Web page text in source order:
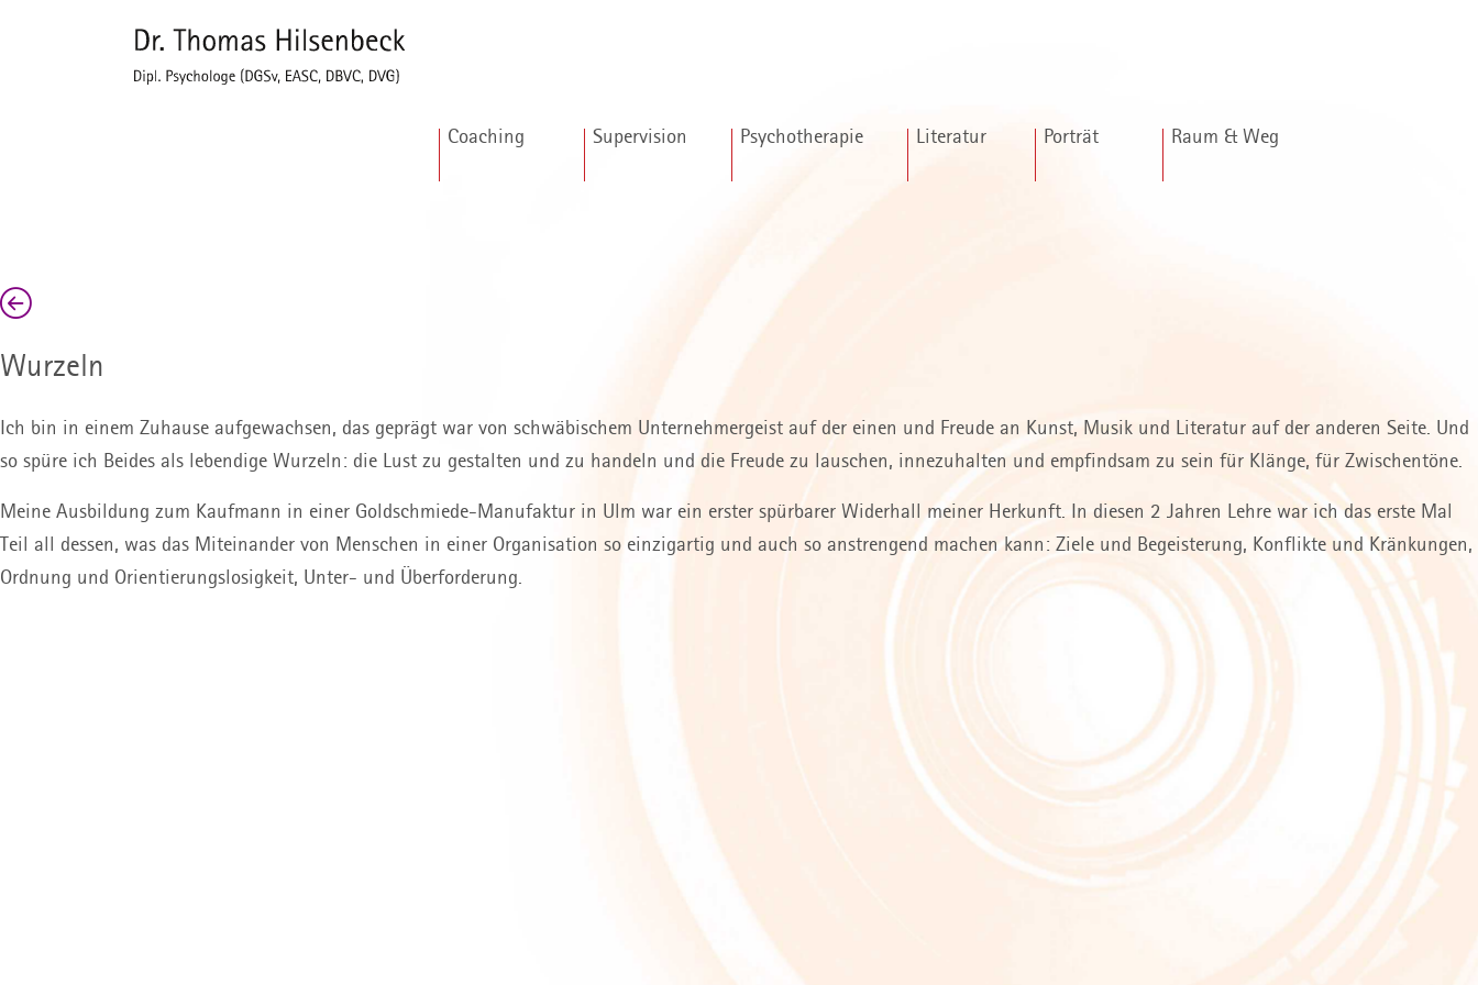
Coaching Supervision Psychotherapie Literatur Porträt Raum & Weg
Wurzeln
Ich bin in einem Zuhause aufgewachsen, das geprägt war von schwäbischem Unternehmergeist auf der einen und Freude an Kunst, Musik und Literatur auf der anderen Seite. Und
so spüre ich Beides als lebendige Wurzeln: die Lust zu gestalten und zu handeln und die Freude zu lauschen, innezuhalten und empfindsam zu sein für Klänge, für Zwischentöne.
Meine Ausbildung zum Kaufmann in einer Goldschmiede-Manufaktur in Ulm war ein erster spürbarer Widerhall meiner Herkunft. In diesen 2 Jahren Lehre war ich das erste Mal
Teil all dessen, was das Miteinander von Menschen in einer Organisation so einzigartig und auch so anstrengend machen kann: Ziele und Begeisterung, Konflikte und Kränkungen,
Ordnung und Orientierungslosigkeit, Unter- und Überforderung.